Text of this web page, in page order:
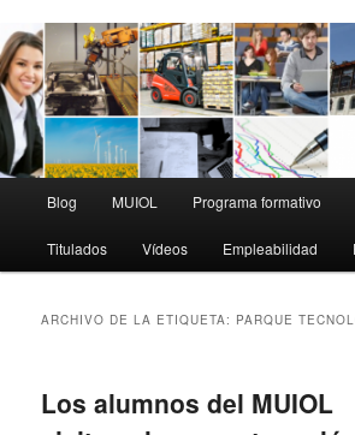
principal
Blog MUIOL Programa formativo
Titulados Vídeos Empleabilidad
ARCHIVO DE LA ETIQUETA: PARQUE
Los alumnos del MUIOL